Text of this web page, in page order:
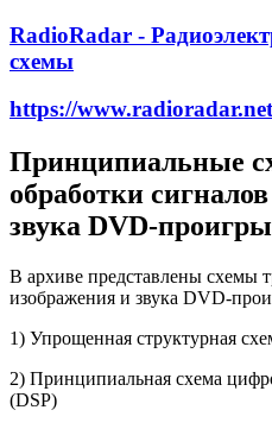
RadioRadar -
схемы
https://
Принципиальные
обработки
звука DVD-
В архиве представлены схемы
изображения и звука DVD-
1) Упрощенная структурная
2) Принципиальная схема
(DSP)